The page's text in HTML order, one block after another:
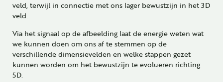
veld, terwijl in connectie met ons lager bewustzijn in het 3D
veld.
Via het signaal op de afbeelding laat de energie weten wat
we kunnen doen om ons af te stemmen op de
verschillende dimensievelden en welke stappen gezet
kunnen worden om het bewustzijn te evolueren richting
5D.